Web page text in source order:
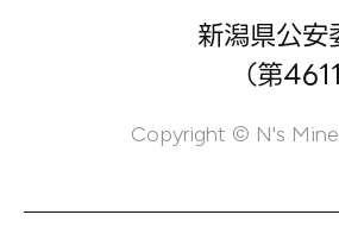
新潟県公
（第
Copyright © N's